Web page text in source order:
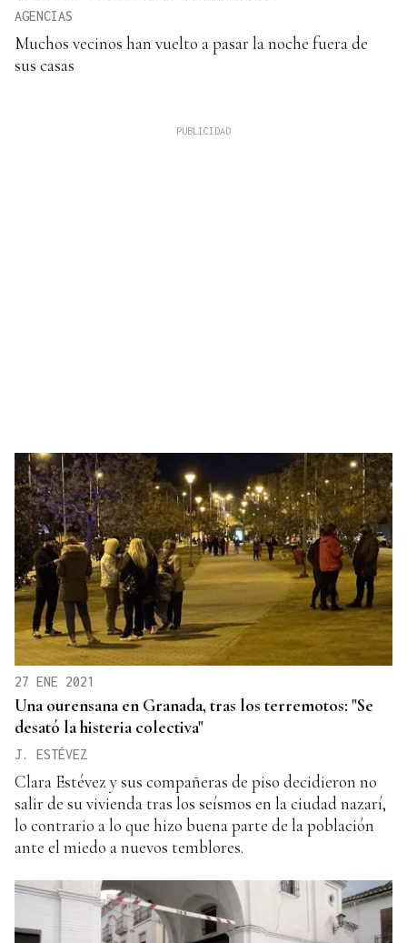
AGENCIAS
Muchos vecinos han vuelto a pasar la noche fuera de
sus casas
27 ENE 2021
Una ourensana en Granada, tras los terremotos: "Se
desató la histeria colectiva"
J. ESTÉVEZ
Clara Estévez y sus compañeras de piso decidieron no
salir de su vivienda tras los seísmos en la ciudad nazarí,
lo contrario a lo que hizo buena parte de la población
ante el miedo a nuevos temblores.